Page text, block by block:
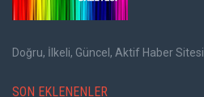
Doğru, İlkeli, Güncel, Aktif Haber Sitesi
SON EKLENENLER